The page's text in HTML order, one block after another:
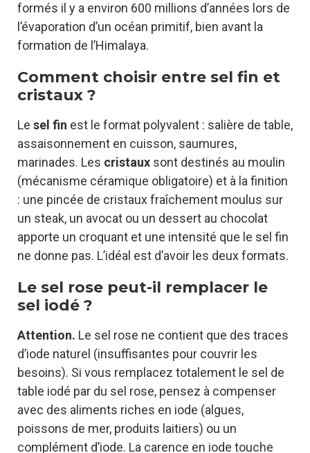
formés il y a environ 600 millions d’années lors de
l’évaporation d’un océan primitif, bien avant la
formation de l’Himalaya.
Comment choisir entre sel fin et
cristaux ?
Le sel fin est le format polyvalent : salière de table,
assaisonnement en cuisson, saumures,
marinades. Les cristaux sont destinés au moulin
(mécanisme céramique obligatoire) et à la finition
: une pincée de cristaux fraîchement moulus sur
un steak, un avocat ou un dessert au chocolat
apporte un croquant et une intensité que le sel fin
ne donne pas. L’idéal est d’avoir les deux formats.
Le sel rose peut-il remplacer le
sel iodé ?
Attention. Le sel rose ne contient que des traces
d’iode naturel (insuffisantes pour couvrir les
besoins). Si vous remplacez totalement le sel de
table iodé par du sel rose, pensez à compenser
avec des aliments riches en iode (algues,
poissons de mer, produits laitiers) ou un
complément d’iode. La carence en iode touche